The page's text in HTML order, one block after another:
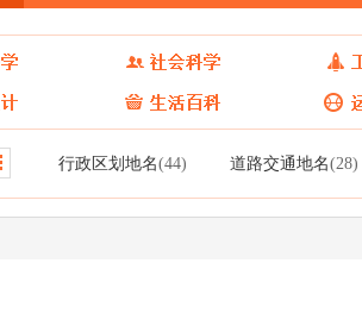
行政区划地名(44) 道路交通地名(28)